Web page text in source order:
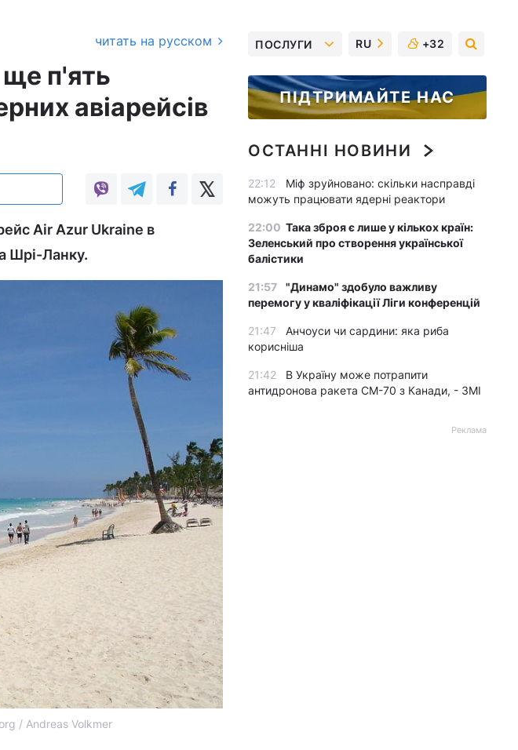
читать на русском
ще п'ять
авіарейсів
Air Azur Ukraine в
Шрі-Ланку.
/ Andreas Volkmer
ПОСЛУГИ RU +32
ПІДТРИМАЙТЕ НАС
ОСТАННІ НОВИНИ
22:12
Міф зруйновано: скільки насправді
можуть працювати ядерні реактори
22:00 Така зброя є лише у кількох країн:
Зеленський про створення української
балістики
21:57
"Динамо" здобуло важливу
перемогу у кваліфікації Ліги конференцій
21:47
Анчоуси чи сардини: яка риба
корисніша
21:42
В Україну може потрапити
антидронова ракета CM-70 з Канади, - ЗМІ
Реклама